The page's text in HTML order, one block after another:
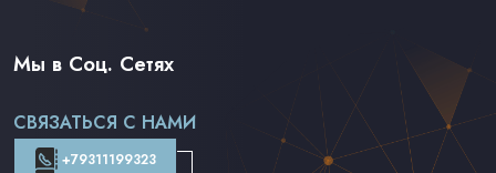
Весь Каталог Винила на 7''
Рок на 7''
Доставка и Оплата
Контакты
Мы в Соц. Сетях
СВЯЗАТЬСЯ С НАМИ
+79311199323